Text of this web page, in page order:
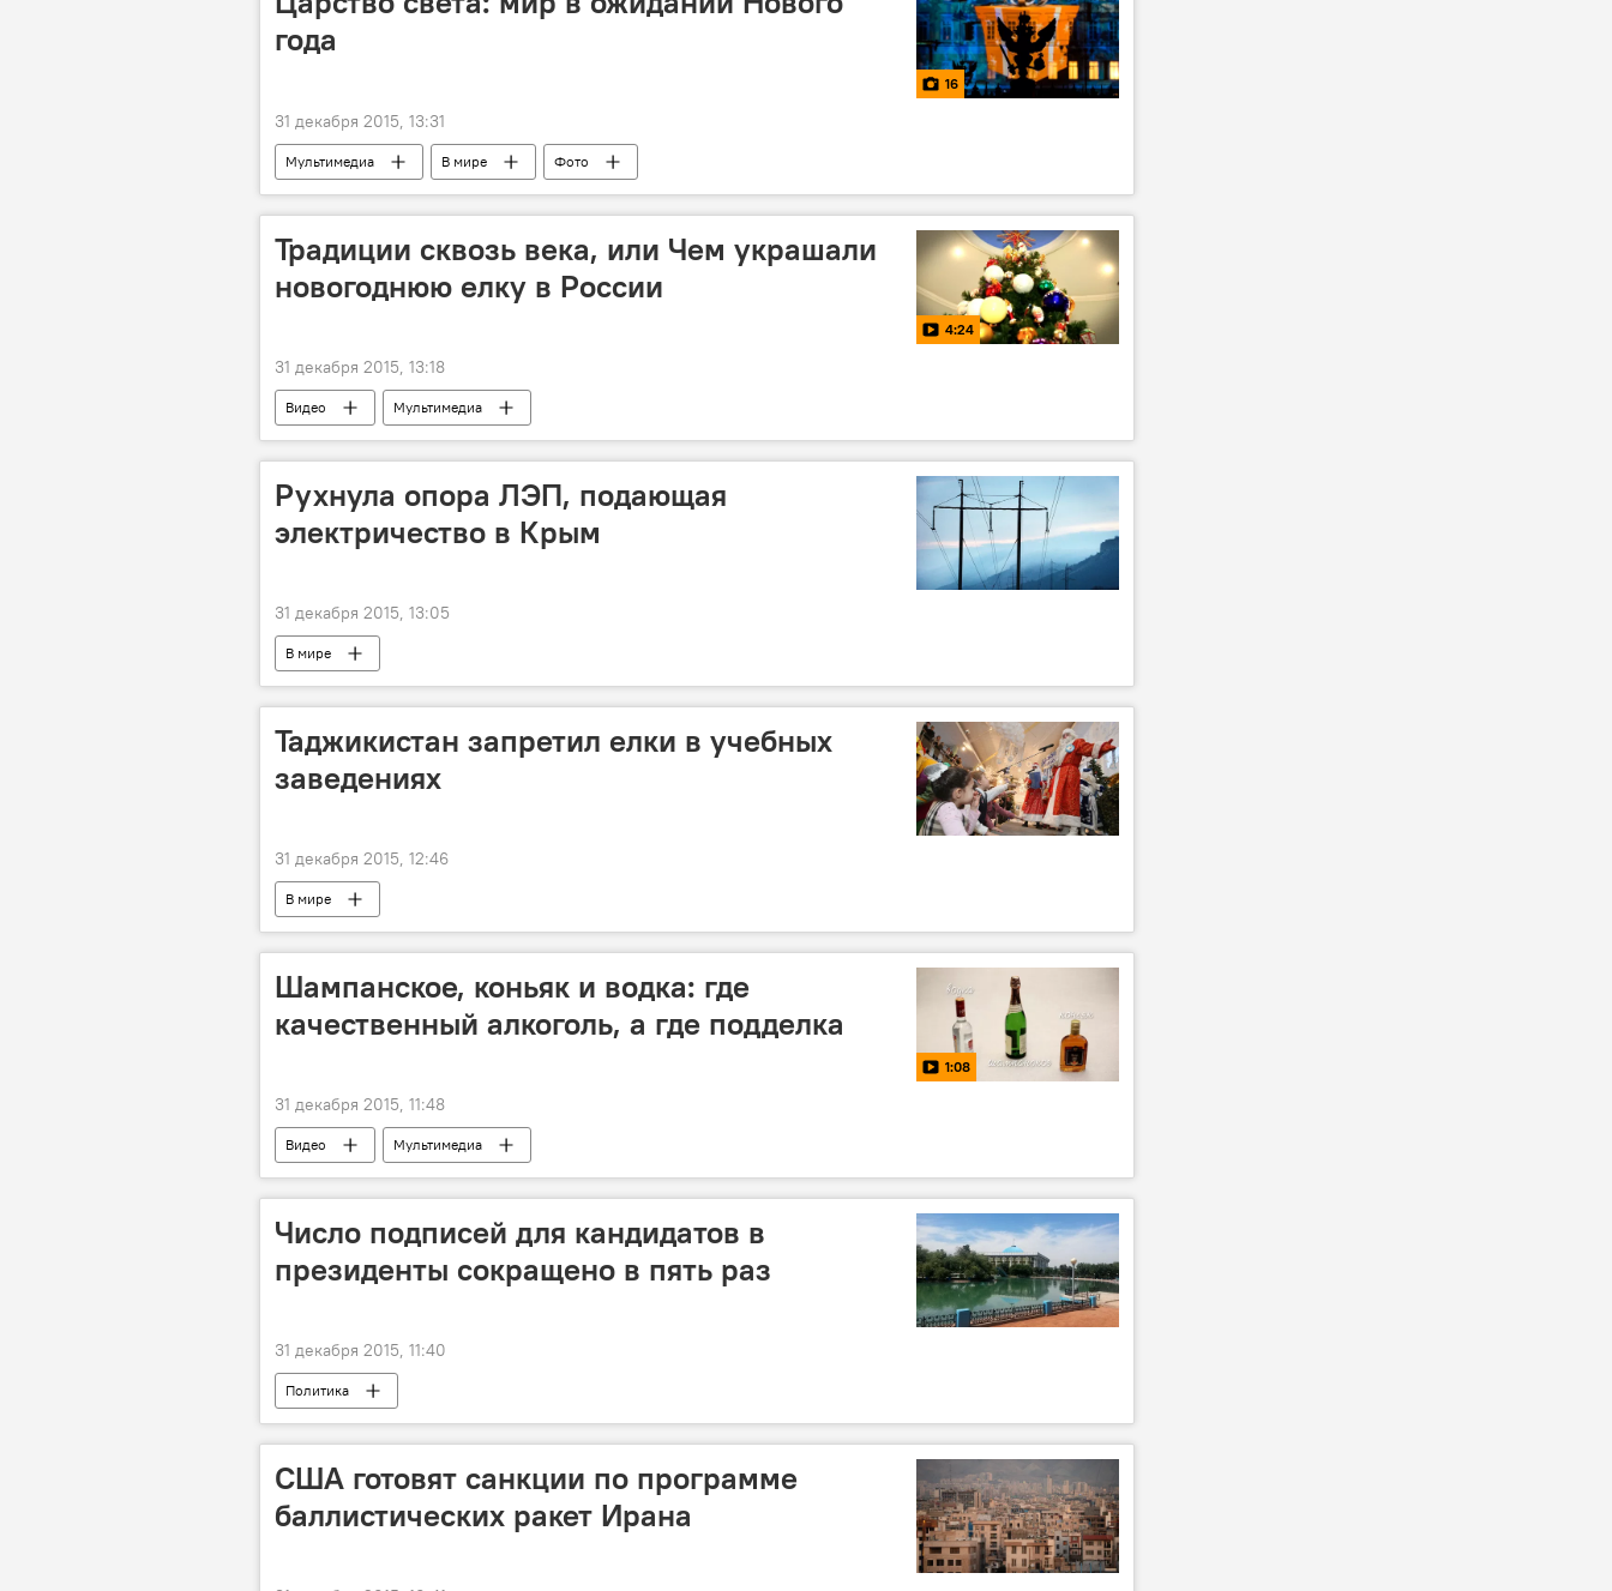
года
16
31 декабря 2015, 13:31
Мультимедиа В мире Фото
Традиции сквозь века, или Чем украшали
новогоднюю елку в России
4:24
31 декабря 2015, 13:18
Видео Мультимедиа
Рухнула опора ЛЭП, подающая
электричество в Крым
31 декабря 2015, 13:05
В мире
Таджикистан запретил елки в учебных
заведениях
31 декабря 2015, 12:46
В мире
Шампанское, коньяк и водка: где
качественный алкоголь, а где подделка
1:08
31 декабря 2015, 11:48
Видео Мультимедиа
Число подписей для кандидатов в
президенты сокращено в пять раз
31 декабря 2015, 11:40
Политика
США готовят санкции по программе
баллистических ракет Ирана